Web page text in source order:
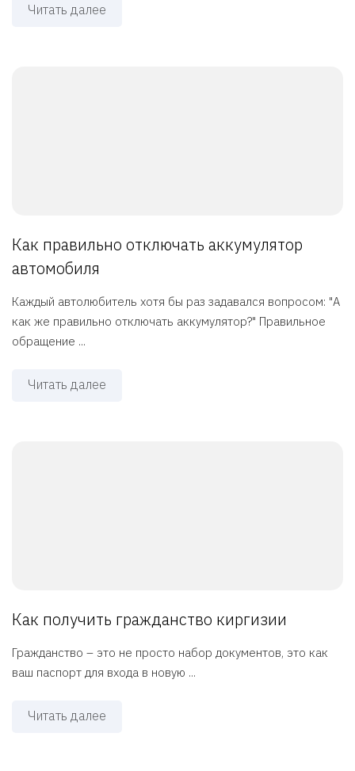
Читать далее
Как правильно отключать аккумулятор
автомобиля
Каждый автолюбитель хотя бы раз задавался вопросом: "А
как же правильно отключать аккумулятор?" Правильное
обращение ...
Читать далее
Как получить гражданство киргизии
Гражданство – это не просто набор документов, это как
ваш паспорт для входа в новую ...
Читать далее